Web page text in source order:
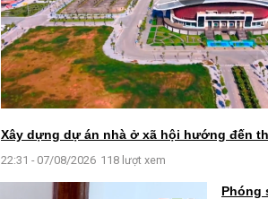
Xây dựng dự án nhà ở xã hội hướng đến
22:31 - 07/08/2026 118 lượt xem
Phóng